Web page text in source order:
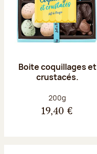
Boite coquillages et
crustacés.
Poids net :
200g
19,40 €